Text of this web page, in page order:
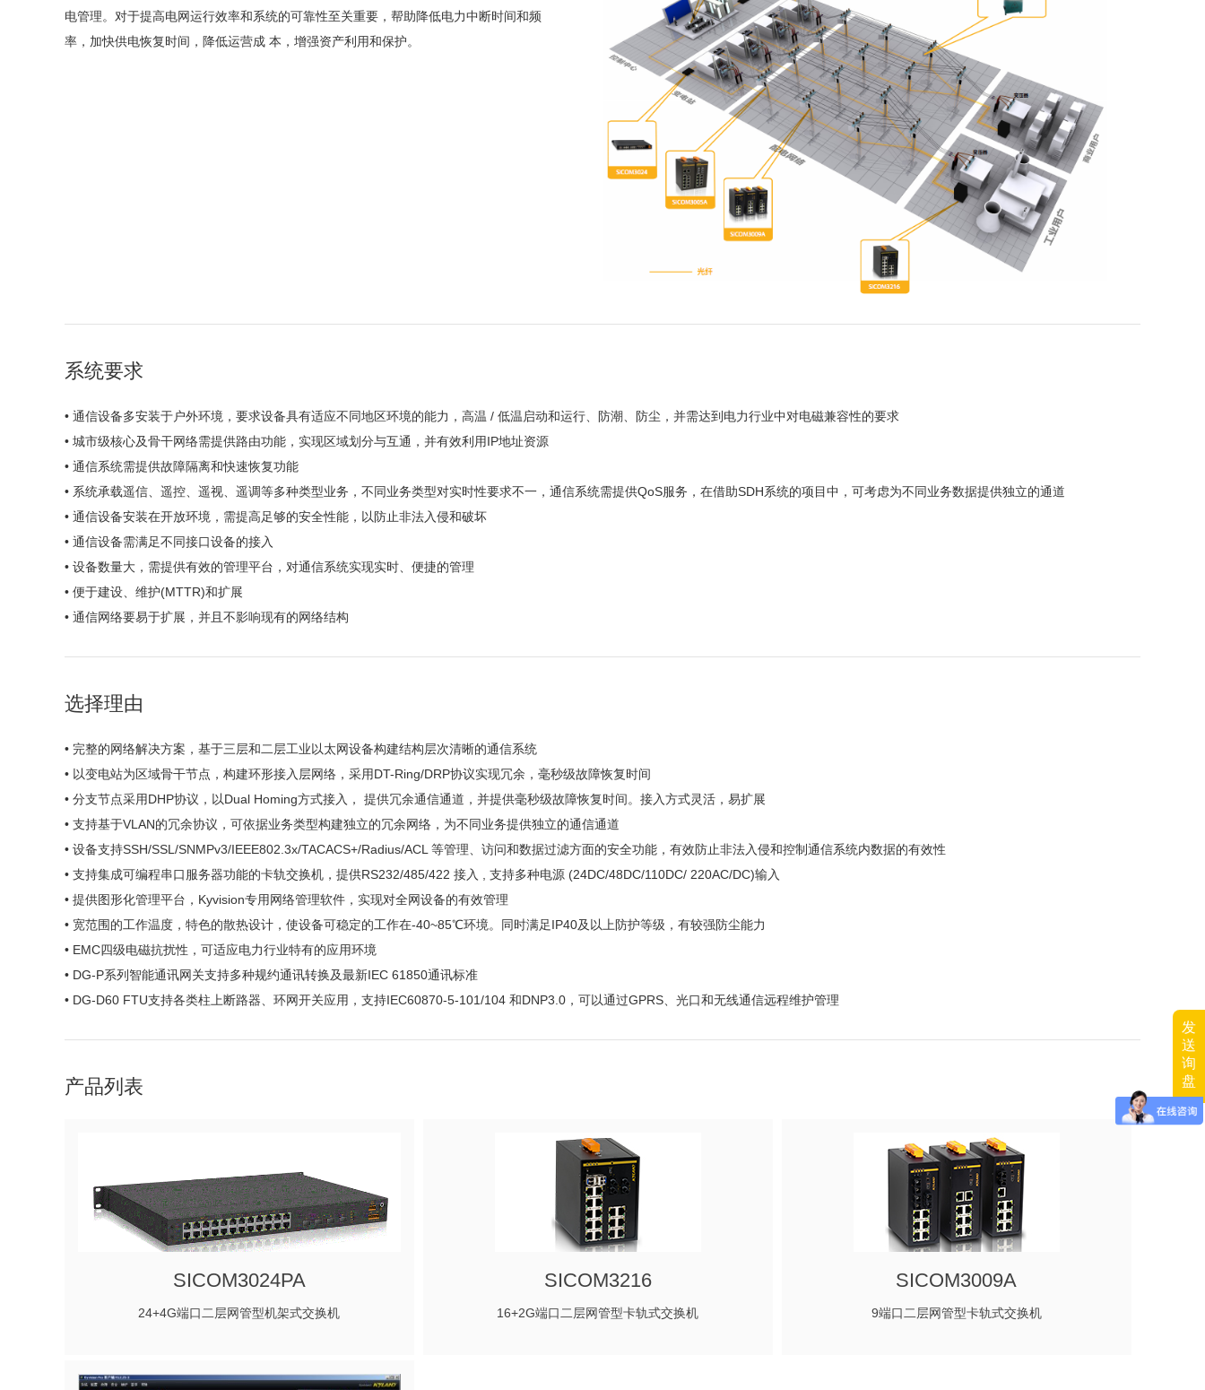
发
送
询
盘
电管理。对于提高电网运行效率和系统的可靠性至关重要，帮助降低电力中断时间和频
率，加快供电恢复时间，降低运营成 本，增强资产利用和保护。
系统要求
• 通信设备多安装于户外环境，要求设备具有适应不同地区环境的能力，高温 / 低温启动和运行、防潮、防尘，并需达到电力行业中对电磁兼容性的要求
• 城市级核心及骨干网络需提供路由功能，实现区域划分与互通，并有效利用IP地址资源
• 通信系统需提供故障隔离和快速恢复功能
• 系统承载遥信、遥控、遥视、遥调等多种类型业务，不同业务类型对实时性要求不一，通信系统需提供QoS服务，在借助SDH系统的项目中，可考虑为不同业务数据提供独立的通道
• 通信设备安装在开放环境，需提高足够的安全性能，以防止非法入侵和破坏
• 通信设备需满足不同接口设备的接入
• 设备数量大，需提供有效的管理平台，对通信系统实现实时、便捷的管理
• 便于建设、维护(MTTR)和扩展
• 通信网络要易于扩展，并且不影响现有的网络结构
选择理由
• 完整的网络解决方案，基于三层和二层工业以太网设备构建结构层次清晰的通信系统
• 以变电站为区域骨干节点，构建环形接入层网络，采用DT-Ring/DRP协议实现冗余，毫秒级故障恢复时间
• 分支节点采用DHP协议，以Dual Homing方式接入， 提供冗余通信通道，并提供毫秒级故障恢复时间。接入方式灵活，易扩展
• 支持基于VLAN的冗余协议，可依据业务类型构建独立的冗余网络，为不同业务提供独立的通信通道
• 设备支持SSH/SSL/SNMPv3/IEEE802.3x/TACACS+/Radius/ACL 等管理、访问和数据过滤方面的安全功能，有效防止非法入侵和控制通信系统内数据的有效性
• 支持集成可编程串口服务器功能的卡轨交换机，提供RS232/485/422 接入 , 支持多种电源 (24DC/48DC/110DC/ 220AC/DC)输入
• 提供图形化管理平台，Kyvision专用网络管理软件，实现对全网设备的有效管理
• 宽范围的工作温度，特色的散热设计，使设备可稳定的工作在-40~85℃环境。同时满足IP40及以上防护等级，有较强防尘能力
• EMC四级电磁抗扰性，可适应电力行业特有的应用环境
• DG-P系列智能通讯网关支持多种规约通讯转换及最新IEC 61850通讯标准
• DG-D60 FTU支持各类柱上断路器、环网开关应用，支持IEC60870-5-101/104 和DNP3.0，可以通过GPRS、光口和无线通信远程维护管理
产品列表
SICOM3024PA
24+4G端口二层网管型机架式交换机
SICOM3216
16+2G端口二层网管型卡轨式交换机
SICOM3009A
9端口二层网管型卡轨式交换机